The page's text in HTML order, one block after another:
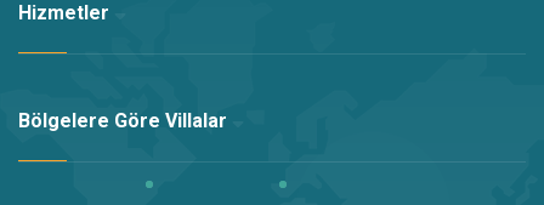
Hizmetler
Bölgelere Göre Villalar